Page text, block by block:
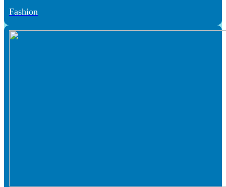
Fashion